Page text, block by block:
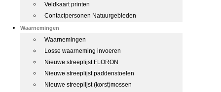
Veldkaart printen
Contactpersonen Natuurgebieden
Waarnemingen
Waarnemingen
Losse waarneming invoeren
Nieuwe streeplijst FLORON
Nieuwe streeplijst paddenstoelen
Nieuwe streeplijst (korst)mossen